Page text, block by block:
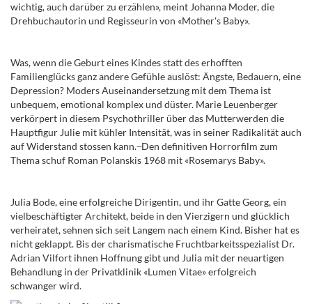
wichtig, auch darüber zu erzählen», meint Johanna Moder, die
Drehbuchautorin und Regisseurin von «Mother's Baby».
Was, wenn die Geburt eines Kindes statt des erhofften
Familienglücks ganz andere Gefühle auslöst: Ängste, Bedauern, eine
Depression? Moders Auseinandersetzung mit dem Thema ist
unbequem, emotional komplex und düster. Marie Leuenberger
verkörpert in diesem Psychothriller über das Mutterwerden die
Hauptfigur Julie mit kühler Intensität, was in seiner Radikalität auch
auf Widerstand stossen kann.Den definitiven Horrorfilm zum
Thema schuf Roman Polanskis 1968 mit «Rosemarys Baby».
Julia Bode, eine erfolgreiche Dirigentin, und ihr Gatte Georg, ein
vielbeschäftigter Architekt, beide in den Vierzigern und glücklich
verheiratet, sehnen sich seit Langem nach einem Kind. Bisher hat es
nicht geklappt. Bis der charismatische Fruchtbarkeitsspezialist Dr.
Adrian Vilfort ihnen Hoffnung gibt und Julia mit der neuartigen
Behandlung in der Privatklinik «Lumen Vitae» erfolgreich
schwanger wird.